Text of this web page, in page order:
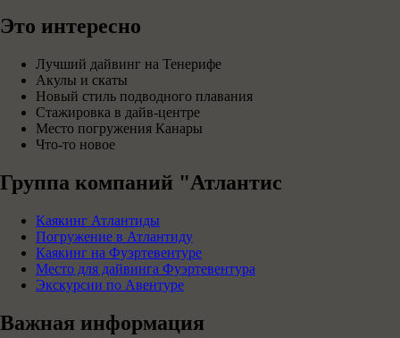
Это интересно
Лучший дайвинг на Тенерифе
Акулы и скаты
Новый стиль подводного плавания
Стажировка в дайв-центре
Место погружения Канары
Что-то новое
Группа компаний "Атлантис
Каякинг Атлантиды
Погружение в Атлантиду
Каякинг на Фуэртевентуре
Место для дайвинга Фуэртевентура
Экскурсии по Авентуре
Важная информация